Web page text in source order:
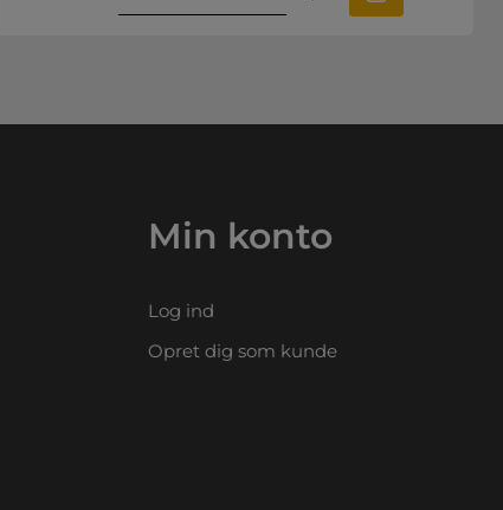
Min konto
Log ind
Opret dig som kunde